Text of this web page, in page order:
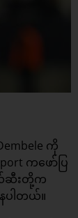
ကို
ကဖော်ပြ
လ်ဆီးတို့က
ပါတယ်။